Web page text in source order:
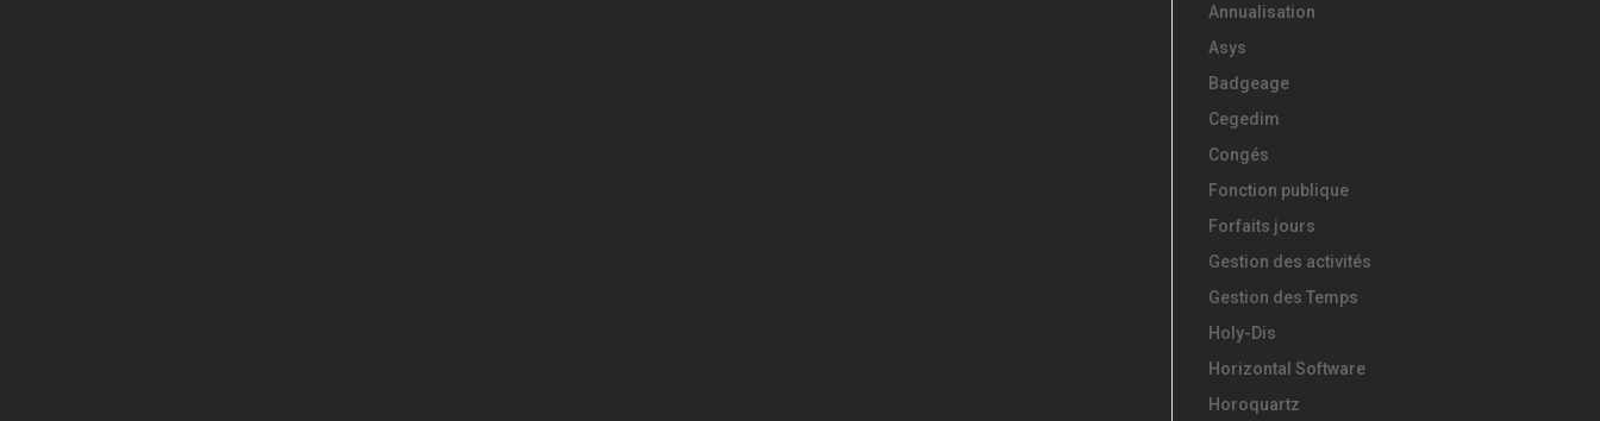
Annualisation
Asys
Badgeage
Cegedim
Congés
Fonction publique
Forfaits jours
Gestion des activités
Gestion des Temps
Holy-Dis
Horizontal Software
Horoquartz